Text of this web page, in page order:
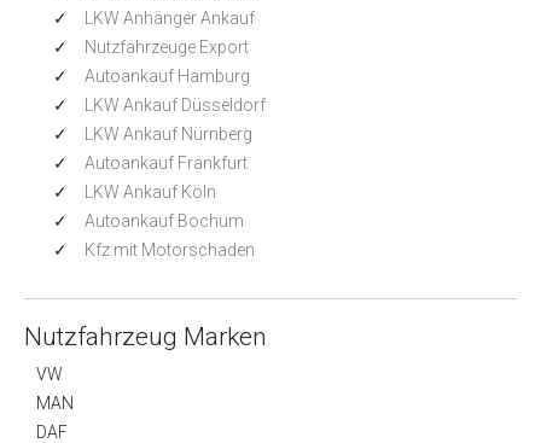
LKW Anhänger Ankauf
Nutzfahrzeuge Export
Autoankauf Hamburg
LKW Ankauf Düsseldorf
LKW Ankauf Nürnberg
Autoankauf Frankfurt
LKW Ankauf Köln
Autoankauf Bochum
Kfz mit Motorschaden
Nutzfahrzeug Marken
VW
MAN
DAF